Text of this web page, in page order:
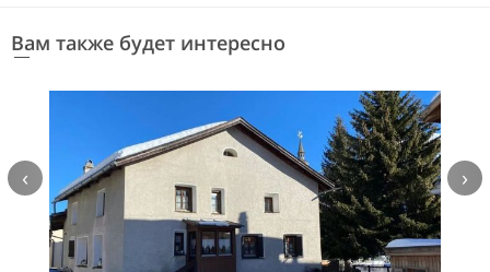
Вам также будет интересно
‹ ›